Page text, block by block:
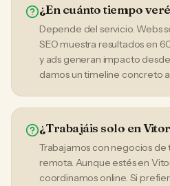
¿En cuánto tiempo
Depende del servicio. Webs
SEO muestra resultados en
y ads generan impacto
damos un timeline concreto
¿Trabajáis solo en
Trabajamos con negocios
remota. Aunque estés en
coordinamos online. Si